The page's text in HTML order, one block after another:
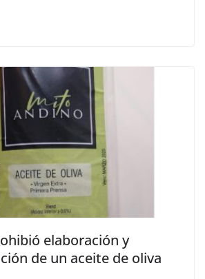
elaboración y
de un aceite de oliva